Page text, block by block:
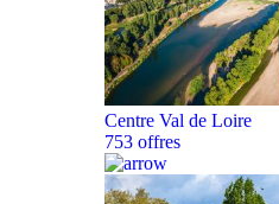
Centre Val de Loire
753 offres